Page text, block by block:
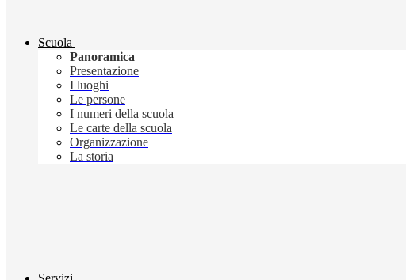
Scuola
Panoramica
Presentazione
I luoghi
Le persone
I numeri della scuola
Le carte della scuola
Organizzazione
La storia